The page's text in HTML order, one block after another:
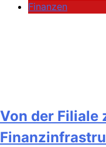
Finanzen
Von der Filiale